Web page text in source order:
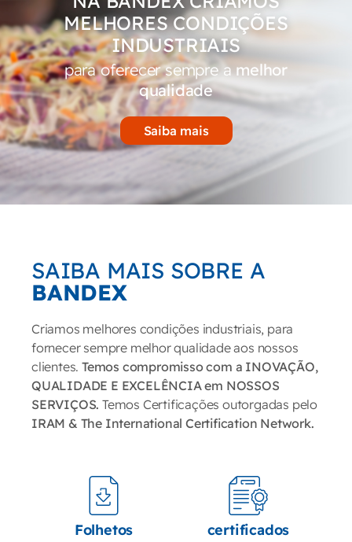
MELHORES CONDIÇÕES
INDUSTRIAIS
para oferecer sempre amelhor
qualidade
Saiba mais
SAIBA MAIS SOBRE A
BANDEX
Criamos melhores condições industriais, para
fornecer sempre melhor qualidade aos nossos
clientes. Temos compromisso com a INOVAÇÃO,
QUALIDADE E EXCELÊNCIA em NOSSOS
SERVIÇOS. Temos Certificações outorgadas pelo
IRAM & The International Certification Network.
Folhetos certificados